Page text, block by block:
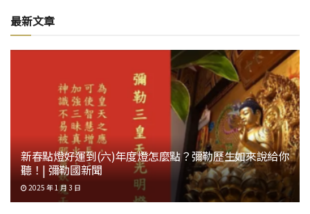
最新文章
新春點燈好運到(六)年度燈怎麼點？彌勒歷生如來說給你
聽！| 彌勒國新聞
2025 年 1 月 3 日